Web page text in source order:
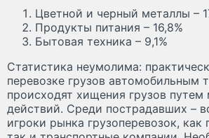
Цветной и черный металлы –
Продукты питания – 16,8%
Бытовая техника – 9,1%
Статистика неумолима:
перевозке грузов автомобильным
происходят хищения грузов
действий. Среди пострадавших –
игроки рынка грузоперевозок, как